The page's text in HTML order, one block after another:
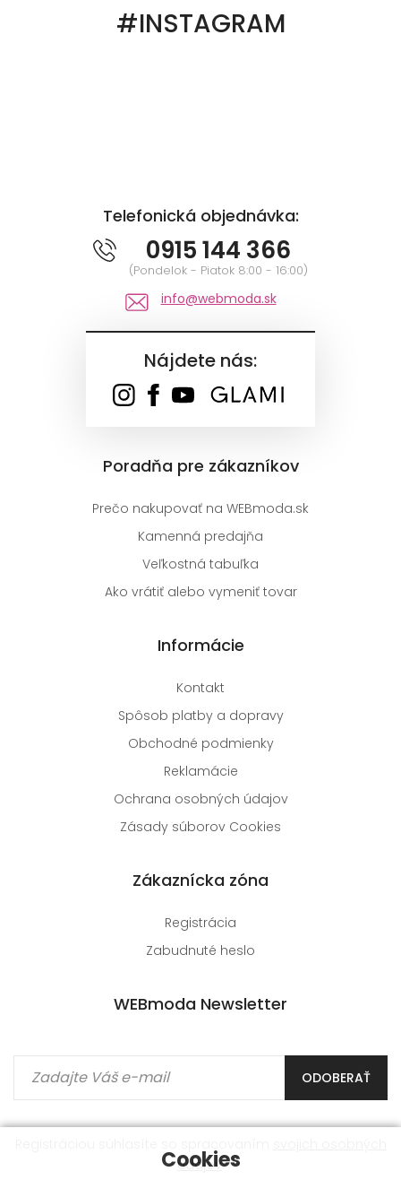
#INSTAGRAM
Telefonická objednávka:
0915 144 366
(Pondelok - Piatok 8:00 - 16:00)
info@webmoda.sk
Nájdete nás:
Poradňa pre zákazníkov
Prečo nakupovať na WEBmoda.sk
Kamenná predajňa
Veľkostná tabuľka
Ako vrátiť alebo vymeniť tovar
Informácie
Kontakt
Spôsob platby a dopravy
Obchodné podmienky
Reklamácie
Ochrana osobných údajov
Zásady súborov Cookies
Zákaznícka zóna
Registrácia
Zabudnuté heslo
WEBmoda Newsletter
ODOBERAŤ
údajov.
Cookies